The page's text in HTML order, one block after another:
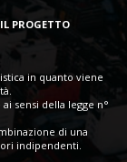
PROGETTO
in quanto viene
sensi della legge n°
di una
indipendenti.